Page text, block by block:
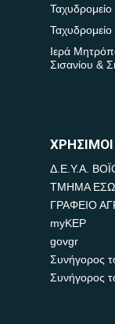
Ιερά
Σισανίου &
Δ.Ε.Υ.Α.
ΤΜΗΜΑ
ΓΡΑΦΕΙΟ
myKEP
govgr
Συνήγορος
Συνήγορος